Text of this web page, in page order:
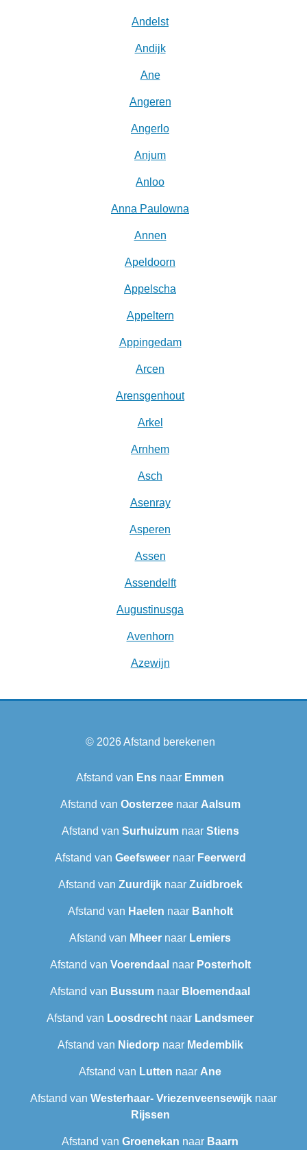
Andelst
Andijk
Ane
Angeren
Angerlo
Anjum
Anloo
Anna Paulowna
Annen
Apeldoorn
Appelscha
Appeltern
Appingedam
Arcen
Arensgenhout
Arkel
Arnhem
Asch
Asenray
Asperen
Assen
Assendelft
Augustinusga
Avenhorn
Azewijn
© 2026Afstand berekenen
Afstand van Ens naar Emmen
Afstand van Oosterzeenaar Aalsum
Afstand van Surhuizumnaar Stiens
Afstand van Geefsweernaar Feerwerd
Afstand van Zuurdijknaar Zuidbroek
Afstand van Haelen naar Banholt
Afstand van Mheer naar Lemiers
Afstand van Voerendaal naar Posterholt
Afstand van Bussum naar Bloemendaal
Afstand van Loosdrecht naar Landsmeer
Afstand van Niedorp naar Medemblik
Afstand van Lutten naar Ane
Afstand van Westerhaar- Vriezenveensewijk naar
Rijssen
Afstand van Groenekan naar Baarn